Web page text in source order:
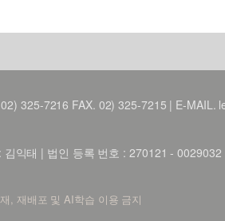
325-7216 FAX. 02) 325-7215 | E-MAIL.
익태 | 법인 등록 번호 : 270121 - 0029032
, 재배포 및 AI학습 이용 금지